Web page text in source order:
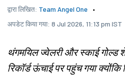
द्वारा लिखित: Team Angel One
अपडेट किया गया: 8 Jul 2026, 11:13 pm IST
थंगमयिल ज्वेलरी और स्काई गोल्ड
रिकॉर्ड ऊंचाई पर पहुंच गया क्योंकि